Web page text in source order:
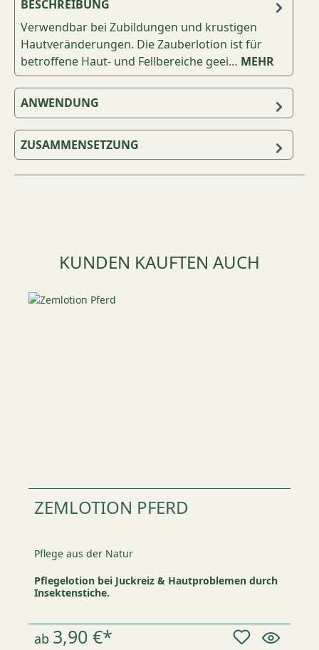
BESCHREIBUNG
Verwendbar bei Zubildungen und krustigen
Hautveränderungen. Die Zauberlotion ist für
betroffene Haut- und Fellbereiche geei… MEHR
ANWENDUNG
ZUSAMMENSETZUNG
Produktgalerie überspringen
KUNDEN KAUFTEN AUCH
ZEMLOTION PFERD
Pflege aus der Natur
Pflegelotion bei Juckreiz & Hautproblemen durch
Insektenstiche.
ab 3,90 €*